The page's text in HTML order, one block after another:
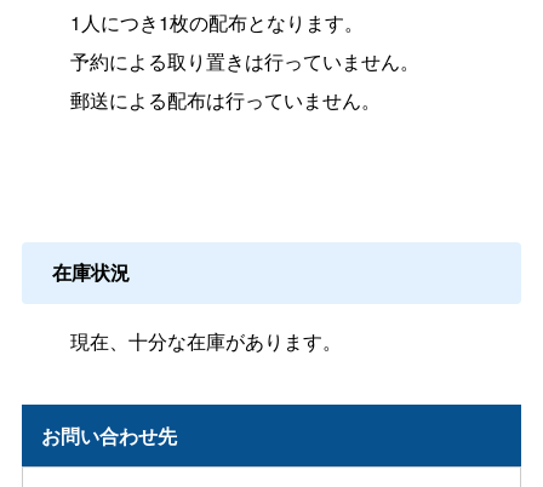
1人につき1枚の配布となります。
予約による取り置きは行っていません。
郵送による配布は行っていません。
在庫状況
現在、十分な在庫があります。
お問い合わせ先